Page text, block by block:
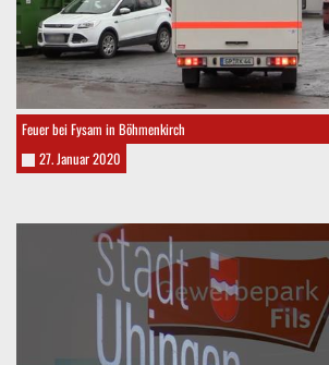
Feuer bei Fysam in Böhmenkirch
27. Januar 2020